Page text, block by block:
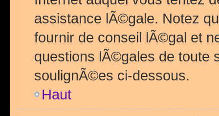
assistance lÃ©gale. Notez
fournir de conseil lÃ©gal et
questions lÃ©gales de
soulignÃ©es ci-dessous.
Haut